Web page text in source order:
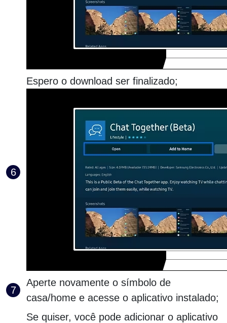
Espero o download ser finalizado;
Aperte novamente o símbolo de
casa/home e acesse o aplicativo instalado;
Se quiser, você pode adicionar o aplicativo